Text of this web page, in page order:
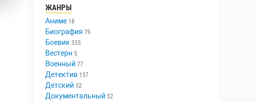
ЖАНРЫ
Аниме 18
Биография 79
Боевик 355
Вестерн 5
Военный 77
Детектив 137
Детский 52
Документальный 52